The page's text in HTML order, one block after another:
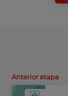
Anterior etapa